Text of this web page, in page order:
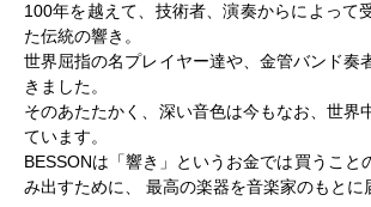
100年を越えて、技術者、演奏からによって
た伝統の響き。
世界屈指の名プレイヤー達や、金管バンド奏
きました。
そのあたたかく、深い音色は今もなお、世界
ています。
BESSONは「響き」というお金では買うこと
み出すために、 最高の楽器を音楽家のもとに